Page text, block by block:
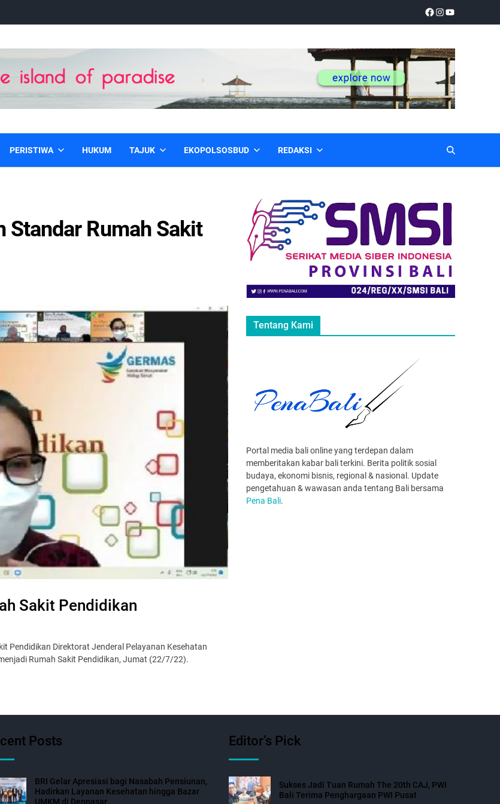
PERISTIWA HUKUM TAJUK EKOPOLSOSBUD REDAKSI
Rumah Sakit
Sakit Pendidikan
Pendidikan Direktorat Jenderal Pelayanan Kesehatan
Rumah Sakit Pendidikan, Jumat (22/7/22).
Tentang Kami
Portal media bali online yang terdepan dalam
memberitakan kabar bali terkini. Berita politik sosial
budaya, ekonomi bisnis, regional & nasional. Update
pengetahuan & wawasan anda tentang Bali bersama
Pena Bali.
Posts
BRI Gelar Apresiasi bagi Nasabah Pensiunan,
Hadirkan Layanan Kesehatan hingga Bazar
UMKM di Denpasar
Editor’s Pick
Sukses Jadi Tuan Rumah The 20th CAJ, PWI
Bali Terima Penghargaan PWI Pusat